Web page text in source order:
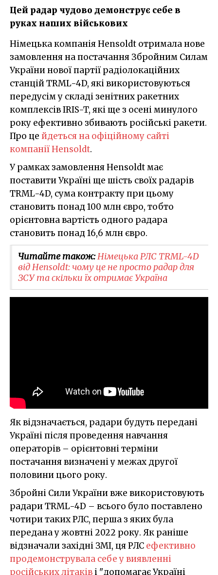
Цей радар чудово демонструє себе в
руках наших військових
Німецька компанія Hensoldt отримала нове
замовлення на постачання Збройним Силам
України нової партії радіолокаційних
станцій TRML-4D, які використовуються
передусім у складі зенітних ракетних
комплексів IRIS-T, які ще з осені минулого
року ефективно збивають російські ракети.
Про це йдеться на офіційному сайті
компанії Hensoldt.
У рамках замовлення Hensoldt має
поставити Україні ще шість своїх радарів
TRML-4D, сума контракту при цьому
становить понад 100 млн євро, тобто
орієнтовна вартість одного радара
становить понад 16,6 млн євро.
Читайте також:Німецька РЛС TRML-4D
від Hensoldt: чому це не просто радар для
ЗСУ та скільки їх отримає Україна
Як відзначається, радари будуть передані
Україні після проведення навчання
операторів – орієнтовні терміни
постачання визначені у межах другої
половини цього року.
Збройні Сили України вже використовують
радари TRML-4D – всього було поставлено
чотири таких РЛС, перша з яких була
передана у жовтні 2022 року. Як раніше
відзначали західні ЗМІ, ця РЛС ефективно
продемонструвала себе у виявленні
російських літаків і "допомагає Україні